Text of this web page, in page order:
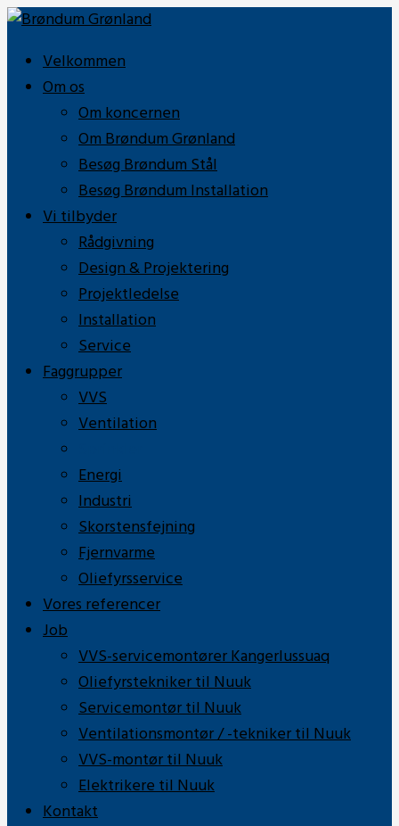
Velkommen
Om os
Om koncernen
Om Brøndum Grønland
Besøg Brøndum Stål
Besøg Brøndum Installation
Vi tilbyder
Rådgivning
Design & Projektering
Projektledelse
Installation
Service
Faggrupper
VVS
Ventilation
Energi
Industri
Skorstensfejning
Fjernvarme
Oliefyrsservice
Vores referencer
Job
VVS-servicemontører Kangerlussuaq
Oliefyrstekniker til Nuuk
Servicemontør til Nuuk
Ventilationsmontør / -tekniker til Nuuk
VVS-montør til Nuuk
Elektrikere til Nuuk
Kontakt